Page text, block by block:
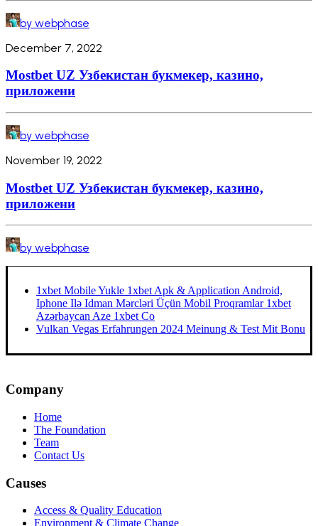
by webphase
December 7, 2022
Mostbet UZ Узбекистан букмекер, казино,
приложени
by webphase
November 19, 2022
Mostbet UZ Узбекистан букмекер, казино,
приложени
by webphase
1xbet Mobile Yukle 1xbet Apk & Application Android,
Iphone Ilə Idman Mərcləri Üçün Mobil Proqramlar 1xbet
Azərbaycan Aze 1xbet Co
Vulkan Vegas Erfahrungen 2024 Meinung & Test Mit Bonu
Company
Home
The Foundation
Team
Contact Us
Causes
Access & Quality Education
Environment & Climate Change